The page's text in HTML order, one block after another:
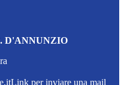
D'ANNUNZIO
Link per inviare una mail